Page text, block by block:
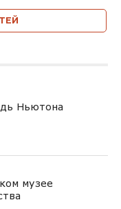
Ньютона
музее